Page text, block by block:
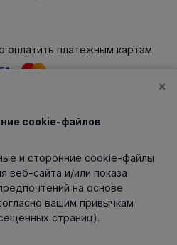
оплатить платежным картам
×
cookie-файлов
и сторонние cookie-файлы
веб-сайта и/или показа
на основе
вашим привычкам
страниц).